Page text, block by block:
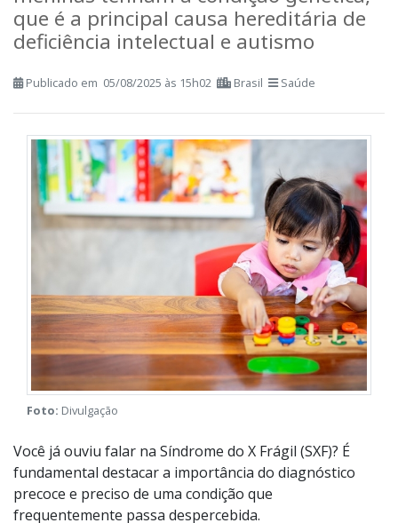
Estima-se que 1 em cada 5.000 a 7.000
meninos e 1 em cada 4.000 a 6.000
meninas tenham a condição genética,
deficiência intelectual e autismo
Publicado em 05/08/2025 às 15h02
Foto:Divulgação